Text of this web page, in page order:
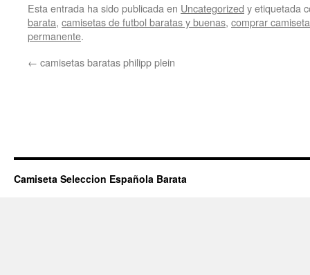
Esta entrada ha sido publicada en Uncategorized y etiquetada
barata, camisetas de futbol baratas y buenas, comprar
permanente.
← camisetas baratas philipp plein
Camiseta Seleccion Española Barata